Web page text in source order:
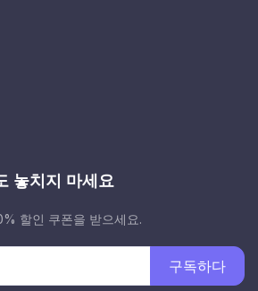
놓치지 마세요
할인 쿠폰을 받으세요.
구독하다